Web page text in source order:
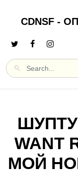
CDNSF -
WANT
МОЙ